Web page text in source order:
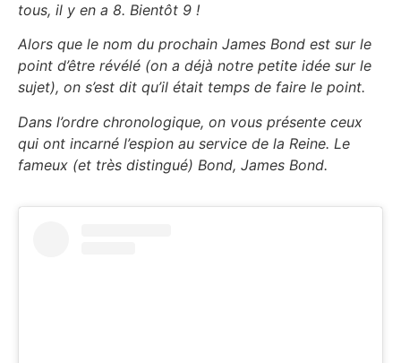
tous, il y en a 8. Bientôt 9 !
Alors que le nom du prochain James Bond est sur le
point d’être révélé (on a déjà notre petite idée sur le
sujet), on s’est dit qu’il était temps de faire le point.
Dans l’ordre chronologique, on vous présente ceux
qui ont incarné l’espion au service de la Reine. Le
fameux (et très distingué) Bond, James Bond.